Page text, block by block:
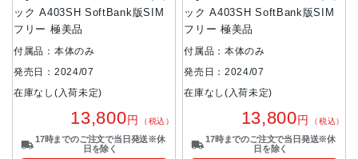
ック A403SH SoftBank版SIM
フリー 極美品
付属品：本体のみ
発売日：2024/07
在庫なし(入荷未定)
13,800円 （税込）
17時までのご注文で当日発送※休
日を除く
ック A403SH SoftBank版SIM
フリー 極美品
付属品：本体のみ
発売日：2024/07
在庫なし(入荷未定)
13,800円 （税込）
17時までのご注文で当日発送※休
日を除く